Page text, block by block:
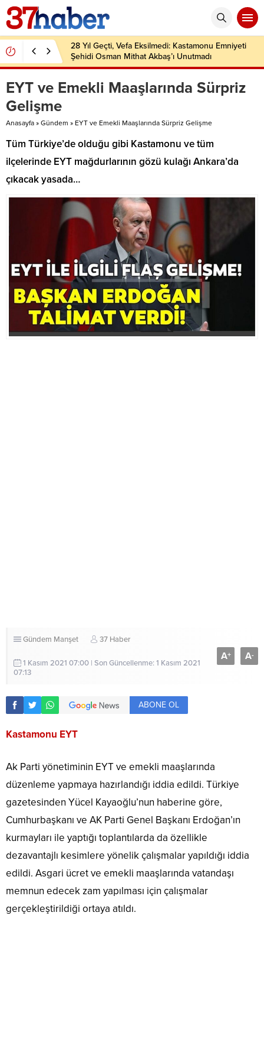
28 Yıl Geçti, Vefa Eksilmedi: Kastamonu Emniyeti
Şehidi Osman Mithat Akbaş’ı Unutmadı
EYT ve Emekli Maaşlarında Sürpriz
Gelişme
Anasayfa » Gündem » EYT ve Emekli Maaşlarında Sürpriz Gelişme
Tüm Türkiye’de olduğu gibi Kastamonu ve tüm
ilçelerinde EYT mağdurlarının gözü kulağı Ankara’da
çıkacak yasada…
Gündem Manşet 37 Haber
1 Kasım 2021 07:00 | Son Güncellenme: 1 Kasım 2021
07:13
A+ A-
ABONE OL
Kastamonu EYT
Ak Parti yönetiminin EYT ve emekli maaşlarında
düzenleme yapmaya hazırlandığı iddia edildi. Türkiye
gazetesinden Yücel Kayaoğlu’nun haberine göre,
Cumhurbaşkanı ve AK Parti Genel Başkanı Erdoğan’ın
kurmayları ile yaptığı toplantılarda da özellikle
dezavantajlı kesimlere yönelik çalışmalar yapıldığı iddia
edildi. Asgari ücret ve emekli maaşlarında vatandaşı
memnun edecek zam yapılması için çalışmalar
gerçekleştirildiği ortaya atıldı.